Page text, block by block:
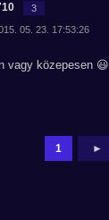
3
05. 23. 17:53:26
vagy közepesen 😃
1 ►